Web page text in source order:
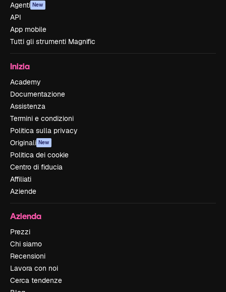
Agenti New
API
App mobile
Tutti gli strumenti Magnific
Inizia
Academy
Documentazione
Assistenza
Termini e condizioni
Politica sulla privacy
Originali New
Politica dei cookie
Centro di fiducia
Affiliati
Aziende
Azienda
Prezzi
Chi siamo
Recensioni
Lavora con noi
Cerca tendenze